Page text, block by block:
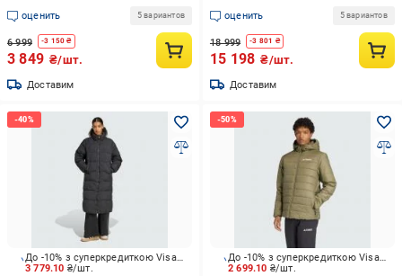
оценить 5 вариантов
6 999 -3 150 ₴
3 849 ₴/шт.
Доставим
JACKET NF0A8993GOC1 р.M
черная
оценить 5 вариантов
18 999 -3 801 ₴
15 198 ₴/шт.
Доставим
3 779.10 ₴/шт.
До -10% з суперкредиткою Visa Вигода
2 699.10 ₴/шт.
До -10% з суперкредиткою Visa Вигода